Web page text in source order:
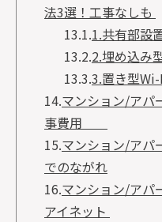
法3選！工事なしも
13.1.1.共有部設
13.2.2.埋め込み
13.3.3.置き型
14.マンション/アパ
事費用
15.マンション/アパ
でのながれ
16.マンション/アパ
アイネット